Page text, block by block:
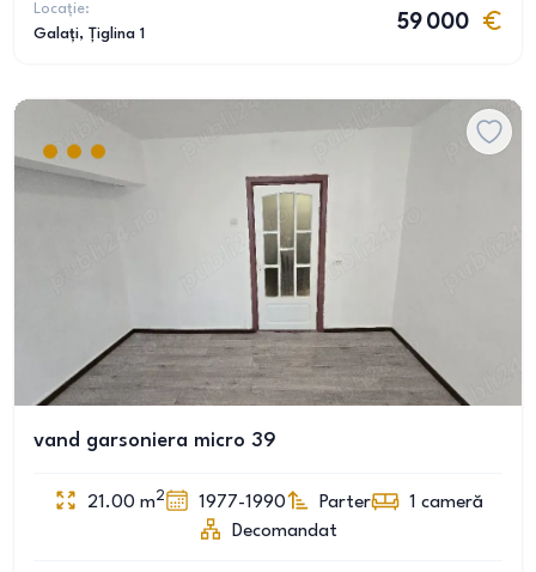
Locație:
Galați, Țiglina 1
59 000
vand garsoniera micro 39
21.00 m2 1977-1990 Parter 1 cameră
Decomandat